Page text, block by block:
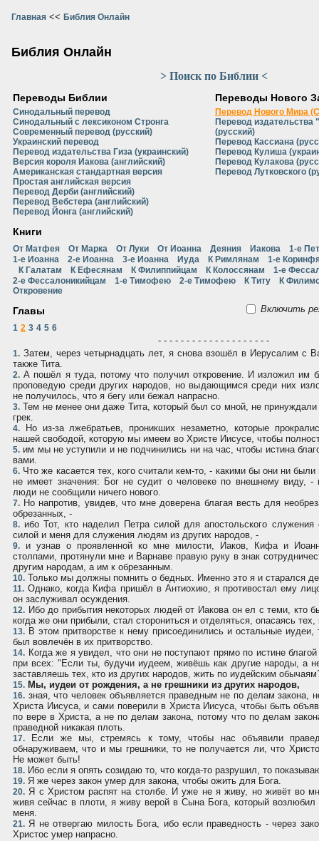
Главная << Библия Онлайн
Библия Онлайн
> Поиск по Библии <
Переводы Библии
Синодальный перевод
Синодальный с лексиконом Стронга
Современный перевод (русский)
Украинский перевод
Перевод издательства Гиза (украинский)
Версия короля Иакова (английский)
Американская стандартная версия
Простая английская версия
Перевод Дерби (английский)
Перевод Вебстера (английский)
Перевод Йонга (английский)
Переводы Нового
Перевод Нового Мира
Перевод
(русский)
Перевод Кассиана
Перевод Кулиша
Перевод Кулакова
Перевод Лутковского
Книги
От Матфея От Марка От Луки От Иоанна Деяния Иакова
1-е
1-е Иоанна
2-е Иоанна 3-е Иоанна Иуда К Римлянам
1-е
К Галатам
К Ефесянам К Филиппийцам К Колоссянам
1-е
2-е Фессалоникийцам
1-е Тимофею 2-е Тимофею К Титу
К
Откровение
Главы Включить
1 2 3 4 5 6
- - - - - - - - - - - - - - - - - - - -
1. Затем, через четырнадцать лет, я снова взошёл в Иерусалим с
также Тита.
2. А пошёл я туда, потому что получил откровение. И изложил им
проповедую среди других народов, но выдающимся среди них
не получилось, что я бегу или бежал напрасно.
3. Тем не менее они даже Тита, который был со мной, не принуждали
грек.
4. Но из-за лжебратьев, проникших незаметно, которые
нашей свободой, которую мы имеем во Христе Иисусе, чтобы
5. им мы не уступили и не подчинились ни на час, чтобы истина
вами.
6. Что же касается тех, кого считали кем-то, - какими бы они ни
не имеет значения: Бог не судит о человеке по внешнему виду,
люди не сообщили ничего нового.
7. Но напротив, увидев, что мне доверена благая весть для
обрезанных, -
8. ибо Тот, кто наделил Петра силой для апостольского
силой и меня для служения людям из других народов, -
9. и узнав о проявленной ко мне милости, Иаков, Кифа и
столпами, протянули мне и Варнаве правую руку в знак
другим народам, а им к обрезанным.
10. Только мы должны помнить о бедных. Именно это я и старался
11. Однако, когда Кифа пришёл в Антиохию, я противостал ему
он заслуживал осуждения.
12. Ибо до прибытия некоторых людей от Иакова он ел с теми, кто
когда же они прибыли, стал сторониться и отделяться, опасаясь тех,
13. В этом притворстве к нему присоединились и остальные иудеи,
был вовлечён в их притворство.
14. Когда же я увидел, что они не поступают прямо по истине
при всех: "Если ты, будучи иудеем, живёшь как другие народы, а
заставляешь тех, кто из других народов, жить по иудейским
15. Мы, иудеи от рождения, а не грешники из других народов,
16. зная, что человек объявляется праведным не по делам закона,
Христа Иисуса, и сами поверили в Христа Иисуса, чтобы быть
по вере в Христа, а не по делам закона, потому что по делам
праведной никакая плоть.
17. Если же мы, стремясь к тому, чтобы нас объявили
обнаруживаем, что и мы грешники, то не получается ли, что
Не может быть!
18. Ибо если я опять созидаю то, что когда-то разрушил, то
19. Я же через закон умер для закона, чтобы ожить для Бога.
20. Я с Христом распят на столбе. И уже не я живу, но живёт во
живя сейчас в плоти, я живу верой в Сына Бога, который
меня.
21. Я не отвергаю милость Бога, ибо если праведность - через
Христос умер напрасно.